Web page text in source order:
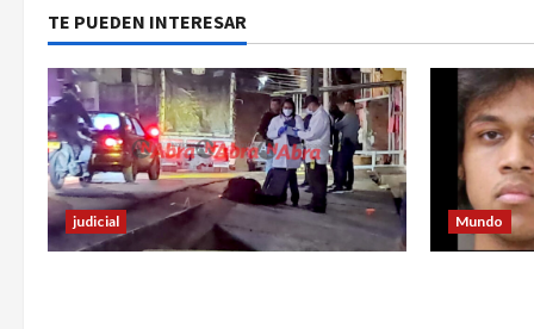
TE PUEDEN INTERESAR
judicial Mundo